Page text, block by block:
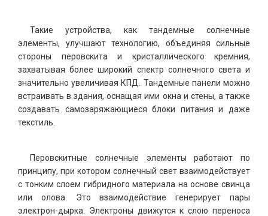
Такие устройства, как тандемные солнечные
элементы, улучшают технологию, объединяя сильные
стороны перовскита и кристаллического кремния,
захватывая более широкий спектр солнечного света и
значительно увеличивая КПД. Тандемные панели можно
встраивать в здания, оснащая ими окна и стены, а также
создавать самозаряжающиеся блоки питания и даже
текстиль.
Перовскитные солнечные элементы работают по
принципу, при котором солнечный свет взаимодействует
с тонким слоем гибридного материала на основе свинца
или олова. Это взаимодействие генерирует пары
электрон-дырка. Электроны движутся к слою переноса